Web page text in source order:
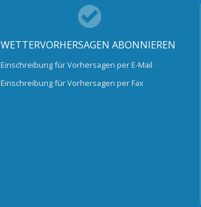
WETTERVORHERSAGEN ABONNIEREN
Einschreibung für Vorhersagen per E-Mail
Einschreibung für Vorhersagen per Fax